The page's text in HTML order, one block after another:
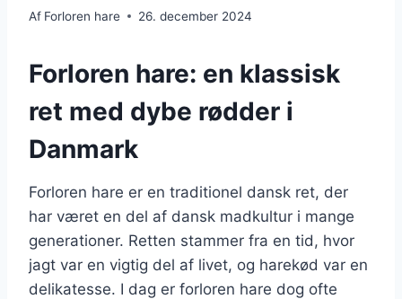
Af Forloren hare 26. december 2024
Forloren hare: en klassisk
ret med dybe rødder i
Danmark
Forloren hare er en traditionel dansk ret, der
har været en del af dansk madkultur i mange
generationer. Retten stammer fra en tid, hvor
jagt var en vigtig del af livet, og harekød var en
delikatesse. I dag er forloren hare dog ofte